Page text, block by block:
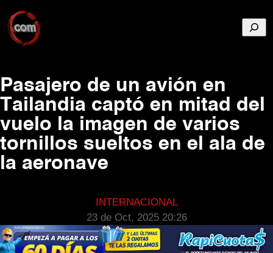
Pasajero de un avión en
Tailandia captó en mitad del
vuelo la imagen de varios
tornillos sueltos en el ala de
la aeronave
INTERNACIONAL
23 de Oct, 2025 20:26